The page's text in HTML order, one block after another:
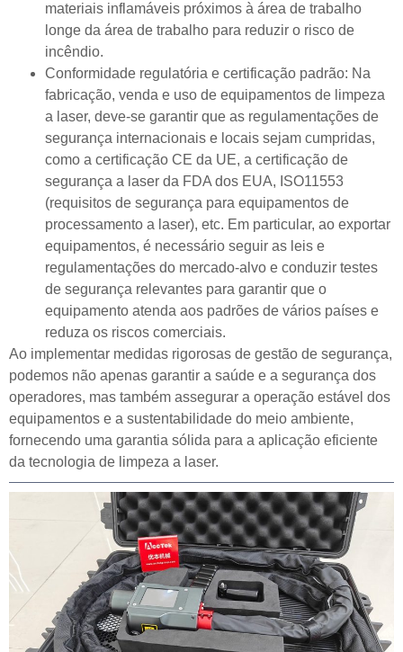
materiais inflamáveis próximos à área de trabalho
longe da área de trabalho para reduzir o risco de
incêndio.
Conformidade regulatória e certificação padrão: Na
fabricação, venda e uso de equipamentos de limpeza
a laser, deve-se garantir que as regulamentações de
segurança internacionais e locais sejam cumpridas,
como a certificação CE da UE, a certificação de
segurança a laser da FDA dos EUA, ISO11553
(requisitos de segurança para equipamentos de
processamento a laser), etc. Em particular, ao exportar
equipamentos, é necessário seguir as leis e
regulamentações do mercado-alvo e conduzir testes
de segurança relevantes para garantir que o
equipamento atenda aos padrões de vários países e
reduza os riscos comerciais.
Ao implementar medidas rigorosas de gestão de segurança,
podemos não apenas garantir a saúde e a segurança dos
operadores, mas também assegurar a operação estável dos
equipamentos e a sustentabilidade do meio ambiente,
fornecendo uma garantia sólida para a aplicação eficiente
da tecnologia de limpeza a laser.